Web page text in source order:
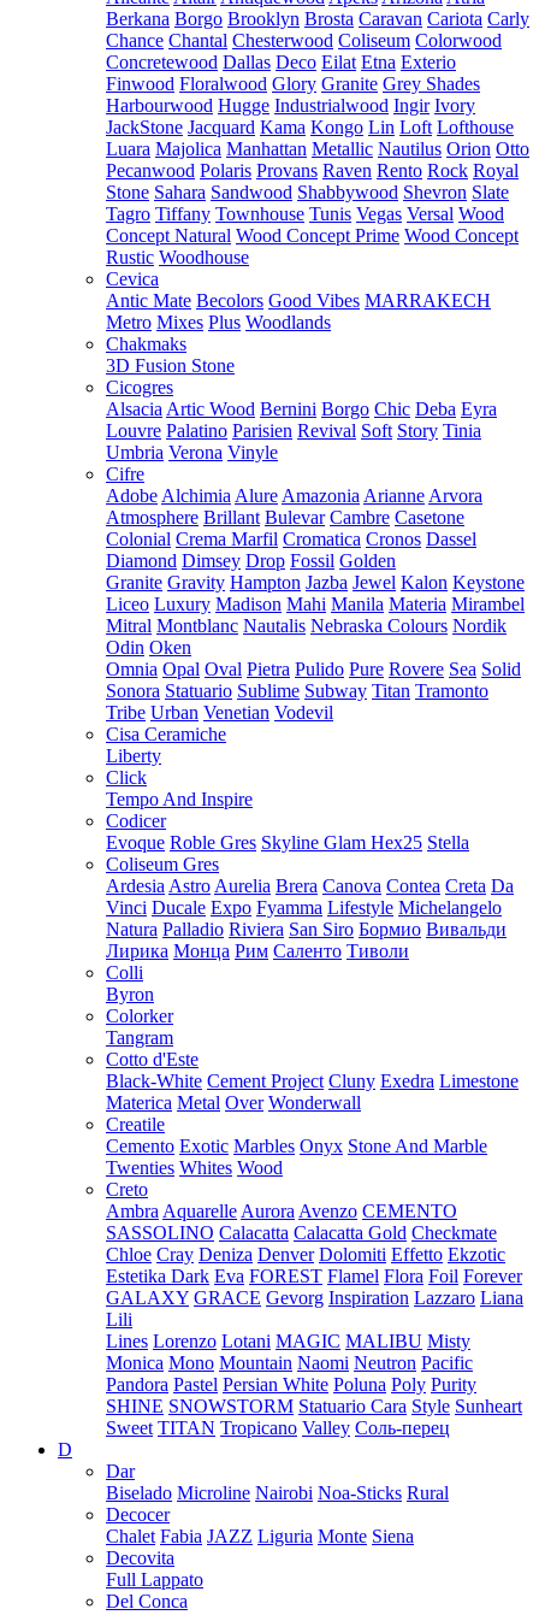
Berkana Borgo Brooklyn Brosta Caravan Cariota Carly
Chance Chantal Chesterwood Coliseum Colorwood
Concretewood Dallas Deco Eilat Etna Exterio
Finwood Floralwood Glory Granite Grey Shades
Harbourwood Hugge Industrialwood Ingir Ivory
JackStone Jacquard Kama Kongo Lin Loft Lofthouse
Luara Majolica Manhattan Metallic Nautilus Orion Otto
Pecanwood Polaris Provans Raven Rento Rock Royal
Stone Sahara Sandwood Shabbywood Shevron Slate
Tagro Tiffany Townhouse Tunis Vegas Versal Wood
Concept Natural Wood Concept Prime Wood Concept
Rustic Woodhouse
Cevica
Antic Mate Becolors Good Vibes MARRAKECH
Metro Mixes Plus Woodlands
Chakmaks
3D Fusion Stone
Cicogres
Alsacia Artic Wood Bernini Borgo Chic Deba Eyra
Louvre Palatino Parisien Revival Soft Story Tinia
Umbria Verona Vinyle
Cifre
Adobe Alchimia Alure Amazonia Arianne Arvora
Atmosphere Brillant Bulevar Cambre Casetone
Colonial Crema Marfil Cromatica Cronos Dassel
Diamond Dimsey Drop Fossil Golden
Granite Gravity Hampton Jazba Jewel Kalon Keystone
Liceo Luxury Madison Mahi Manila Materia Mirambel
Mitral Montblanc Nautalis Nebraska Colours Nordik
Odin Oken
Omnia Opal Oval Pietra Pulido Pure Rovere Sea Solid
Sonora Statuario Sublime Subway Titan Tramonto
Tribe Urban Venetian Vodevil
Cisa Ceramiche
Liberty
Click
Tempo And Inspire
Codicer
Evoque Roble Gres Skyline Glam Hex25 Stella
Coliseum Gres
Ardesia Astro Aurelia Brera Canova Contea Creta Da
Vinci Ducale Expo Fyamma Lifestyle Michelangelo
Natura Palladio Riviera San Siro Бормио Вивальди
Лирика Монца Рим Саленто Тиволи
Colli
Byron
Colorker
Tangram
Cotto d'Este
Black-White Cement Project Cluny Exedra Limestone
Materica Metal Over Wonderwall
Creatile
Cemento Exotic Marbles Onyx Stone And Marble
Twenties Whites Wood
Creto
Ambra Aquarelle Aurora Avenzo CEMENTO
SASSOLINO Calacatta Calacatta Gold Checkmate
Chloe Cray Deniza Denver Dolomiti Effetto Ekzotic
Estetika Dark Eva FOREST Flamel Flora Foil Forever
GALAXY GRACE Gevorg Inspiration Lazzaro Liana
Lili
Lines Lorenzo Lotani MAGIC MALIBU Misty
Monica Mono Mountain Naomi Neutron Pacific
Pandora Pastel Persian White Poluna Poly Purity
SHINE SNOWSTORM Statuario Cara Style Sunheart
Sweet TITAN Tropicano Valley Соль-перец
D
Dar
Biselado Microline Nairobi Noa-Sticks Rural
Decocer
Chalet Fabia JAZZ Liguria Monte Siena
Decovita
Full Lappato
Del Conca